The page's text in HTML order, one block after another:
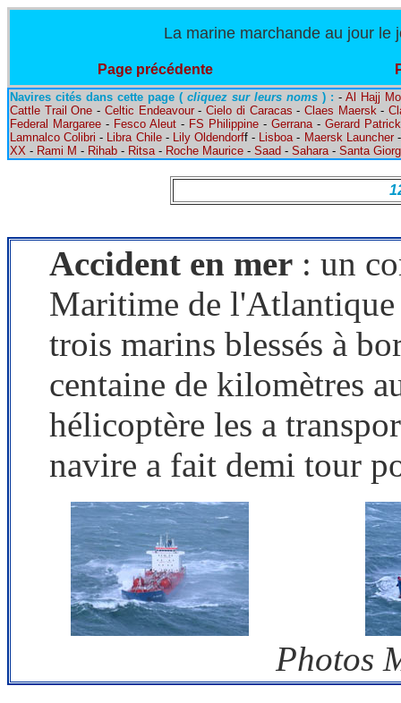
La marine marchande au jour le
Page précédente
Navires cités dans cette page ( cliquez sur leurs noms) : -Al Hajj
Cattle Trail One - Celtic Endeavour-Cielo di Caracas - Claes Maersk-
Federal Margaree- Fesco Aleut- FS Philippine- Gerrana- Gerard
Lamnalco Colibri - Libra Chile- Lily Oldendorff - Lisboa- Maersk Launcher
XX - Rami M - Rihab - Ritsa- Roche Maurice - Saad - Sahara- Santa
Accident en mer : un
Maritime de l'Atlantique
trois marins blessés à
centaine de kilomètres
hélicoptère les a
navire a fait demi tour
Photos